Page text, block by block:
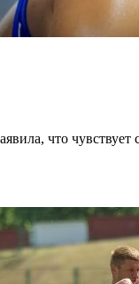
что чувствует